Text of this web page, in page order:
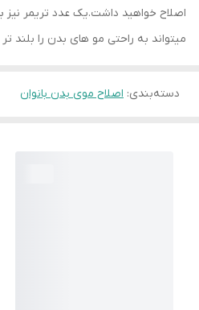
اصلاح خواهید داشت.یک عدد تریمر
میتواند به راحتی مو های بدن را بلند
دسته‌بندی: اصلاح موی بدن بانوان